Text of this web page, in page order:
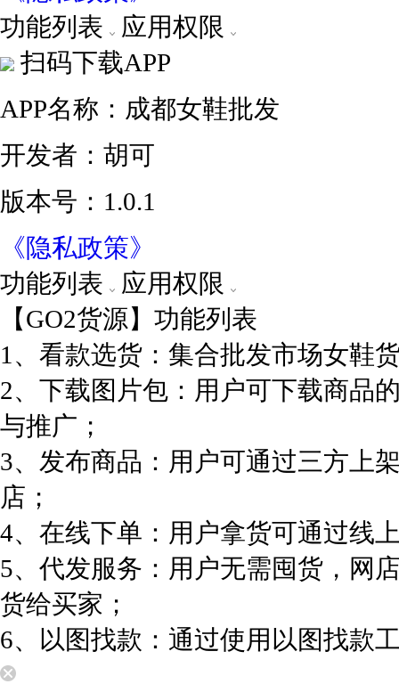
功能列表
应用权限
扫码下载APP
APP名称：成都女鞋批发
开发者：胡可
版本号：1.0.1
《隐私政策》
功能列表
应用权限
【GO2货源】功能列表
1、看款选货：集合批发市场女鞋
2、下载图片包：用户可下载商品
与推广；
3、发布商品：用户可通过三方上
店；
4、在线下单：用户拿货可通过线
5、代发服务：用户无需囤货，网
货给买家；
6、以图找款：通过使用以图找款